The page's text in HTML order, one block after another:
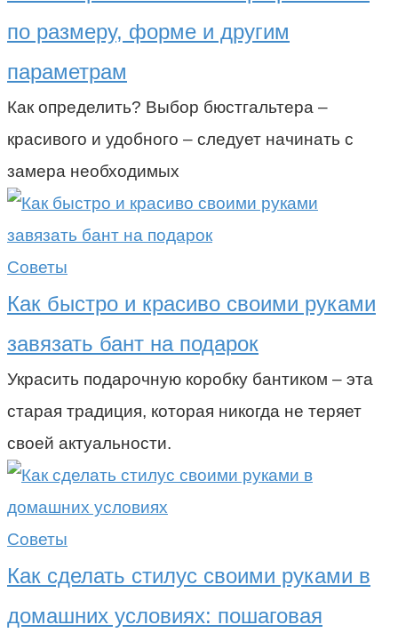
по размеру, форме и другим
параметрам
Как определить? Выбор бюстгальтера –
красивого и удобного – следует начинать с
замера необходимых
Советы
Как быстро и красиво своими руками
завязать бант на подарок
Украсить подарочную коробку бантиком – эта
старая традиция, которая никогда не теряет
своей актуальности.
Советы
Как сделать стилус своими руками в
домашних условиях: пошаговая